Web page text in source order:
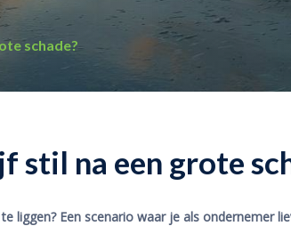
schade?
stil na een grote
liggen? Een scenario waar je als ondernemer